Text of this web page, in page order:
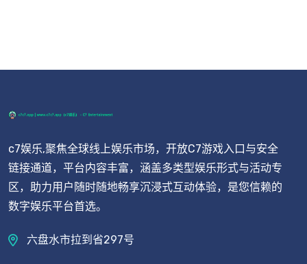
c7娱乐,聚焦全球线上娱乐市场，开放C7游戏入口与安全
链接通道，平台内容丰富，涵盖多类型娱乐形式与活动专
区，助力用户随时随地畅享沉浸式互动体验，是您信赖的
数字娱乐平台首选。
六盘水市拉到省297号